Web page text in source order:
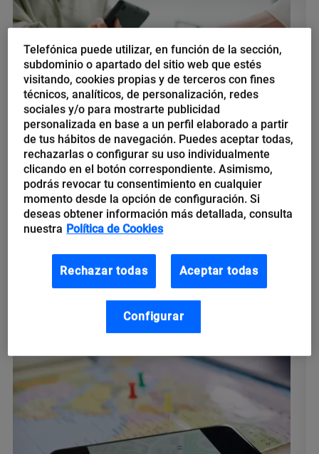
Jorge A. Hernández
Cinco tendencias tecnológicas
para las cadenas de suministro
su fragilidad, un fenómeno que impulsó a empresas y analistas
para rediseñarlas. Conozca las nuevas tendencias tecnológicas
Telefónica puede utilizar, en función de la sección,
subdominio o apartado del sitio web que estés
visitando, cookies propias y de terceros con fines
técnicos, analíticos, de personalización, redes
sociales y/o para mostrarte publicidad
personalizada en base a un perfil elaborado a partir
de tus hábitos de navegación. Puedes aceptar todas,
rechazarlas o configurar su uso individualmente
clicando en el botón correspondiente. Asimismo,
podrás revocar tu consentimiento en cualquier
momento desde la opción de configuración. Si
deseas obtener información más detallada, consulta
nuestra Política de Cookies
Rechazar todas Aceptar todas
Configurar